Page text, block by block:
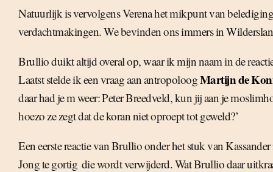
Natuurlijk is vervolgens Verena het mikpunt van
verdachtmakingen. We bevinden ons immers in
Brullio duikt altijd overal op, waar ik mijn naam in de
Laatst stelde ik een vraag aan antropoloogMartijn de
daar had je m weer: Peter Breedveld, kun jij aan je
hoezo ze zegt dat de koran niet oproept tot geweld?’
Een eerste reactie van Brullio onder het stuk van Kassander
Jong te gortig  die wordt verwijderd. Wat Brullio daar